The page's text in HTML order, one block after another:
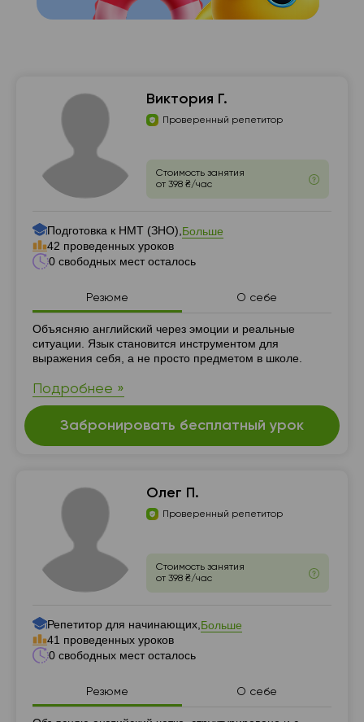
Виктория Г.
Проверенный репетитор
Стоимость занятия
от 398 ₴/час
Подготовка к НМТ (ЗНО), Больше
42 проведенных уроков
0 свободных мест осталось
Резюме О себе
Резюме
Объясняю английский через эмоции и реальные
ситуации. Язык становится инструментом для
выражения себя, а не просто предметом в школе.
Подробнее »
Забронировать бесплатный урок
Олег П.
Проверенный репетитор
Стоимость занятия
от 398 ₴/час
Репетитор для начинающих, Больше
41 проведенных уроков
0 свободных мест осталось
Резюме О себе